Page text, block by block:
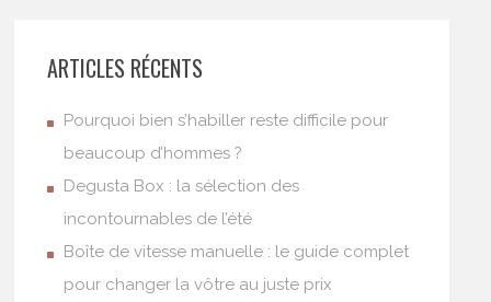
ARTICLES RÉCENTS
Pourquoi bien s’habiller reste difficile pour
beaucoup d’hommes ?
Degusta Box : la sélection des
incontournables de l’été
Boîte de vitesse manuelle : le guide complet
pour changer la vôtre au juste prix